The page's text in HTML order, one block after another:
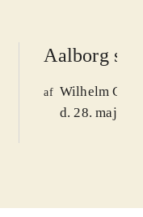
Aalborg
af Wilhelm
d. 28. maj